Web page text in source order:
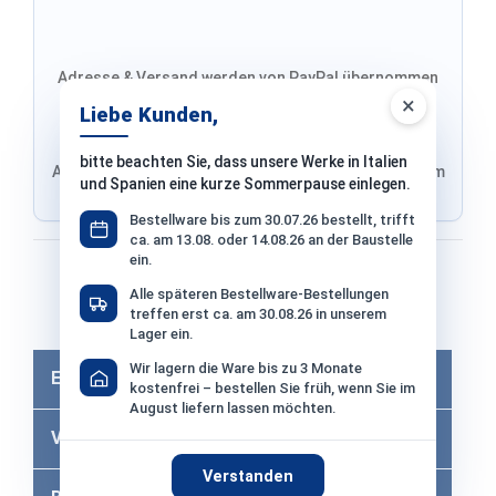
×
Liebe Kunden,
bitte beachten Sie, dass unsere Werke in Italien
und Spanien eine kurze Sommerpause einlegen.
Bestellware bis zum 30.07.26 bestellt, trifft
ca. am 13.08. oder 14.08.26 an der Baustelle
ein.
Alle späteren Bestellware-Bestellungen
treffen erst ca. am 30.08.26 in unserem
Lager ein.
Wir lagern die Ware bis zu 3 Monate
kostenfrei – bestellen Sie früh, wenn Sie im
August liefern lassen möchten.
Verstanden
Adresse & Versand werden von PayPal übernommen
Adresse von Klarna, Versand wird im finalen Schritt im
Shop ausgewählt
Bei Bezahlung per Vorkasse −2% Skonto
Eigenschaften
Versandkosten